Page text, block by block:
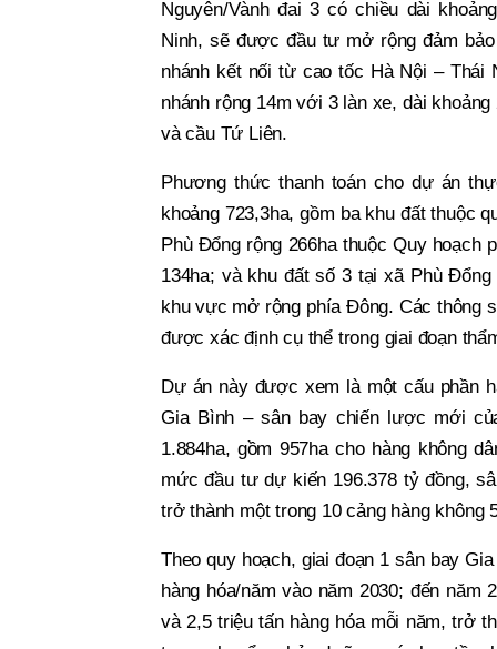
Nguyên/Vành đai 3 có chiều dài
Ninh, sẽ được đầu tư mở rộng đảm
nhánh kết nối từ cao tốc Hà Nội – Thái
nhánh rộng 14m với 3 làn xe, dài
và cầu Tứ Liên.
Phương thức thanh toán cho dự án
khoảng 723,3ha, gồm ba khu đất thuộc
Phù Đổng rộng 266ha thuộc Quy hoạch
134ha; và khu đất số 3 tại xã Phù
khu vực mở rộng phía Đông. Các thông
được xác định cụ thể trong giai đoạn
Dự án này được xem là một cấu phần
Gia Bình – sân bay chiến lược mới
1.884ha, gồm 957ha cho hàng không
mức đầu tư dự kiến 196.378 tỷ đồng,
trở thành một trong 10 cảng hàng không
Theo quy hoạch, giai đoạn 1 sân bay
hàng hóa/năm vào năm 2030; đến năm
và 2,5 triệu tấn hàng hóa mỗi năm, trở